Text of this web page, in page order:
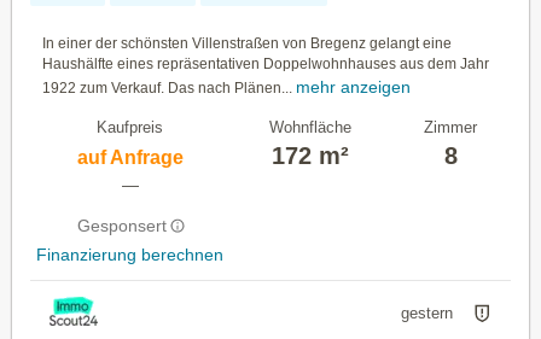
In einer der schönsten Villenstraßen von Bregenz gelangt eine
Haushälfte eines repräsentativen Doppelwohnhauses aus dem Jahr
1922 zum Verkauf. Das nach Plänen... mehr anzeigen
Kaufpreis
auf Anfrage
—
Gesponsert
Finanzierung berechnen
Wohnfläche
172 m²
Zimmer
8
gestern